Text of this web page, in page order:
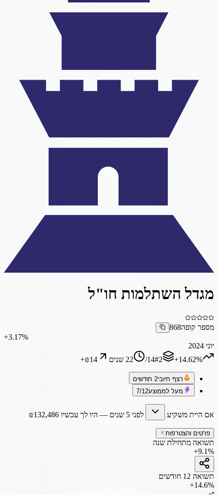
מגדל השתלמות חו"ל
מספר קופה868
‎+3.17%
יוני 2024
‎+14.62%
#2
/14 22 שנים +₪14
רצף חיובי2 חודשים
מעל לממוצע7/12
אם היית משקיע לפני 5 שנים — היו לך עכשיו ₪132,486
פרטים והצטרפות
תשואה מתחילת שנה
+9.1%
תשואה 12 חודשים
+14.6%